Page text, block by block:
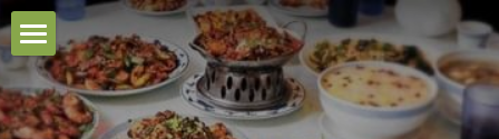
本站原創
好文推薦